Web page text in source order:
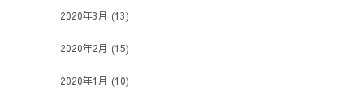
2020年3月 (13)
2020年2月 (15)
2020年1月 (10)